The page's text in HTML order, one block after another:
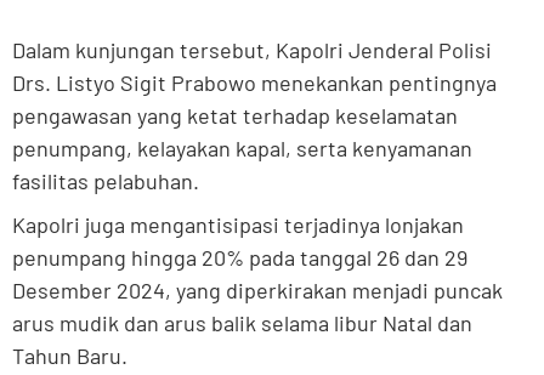
Dalam kunjungan tersebut, Kapolri Jenderal Polisi
Drs. Listyo Sigit Prabowo menekankan pentingnya
pengawasan yang ketat terhadap keselamatan
penumpang, kelayakan kapal, serta kenyamanan
fasilitas pelabuhan.
Kapolri juga mengantisipasi terjadinya lonjakan
penumpang hingga 20% pada tanggal 26 dan 29
Desember 2024, yang diperkirakan menjadi puncak
arus mudik dan arus balik selama libur Natal dan
Tahun Baru.